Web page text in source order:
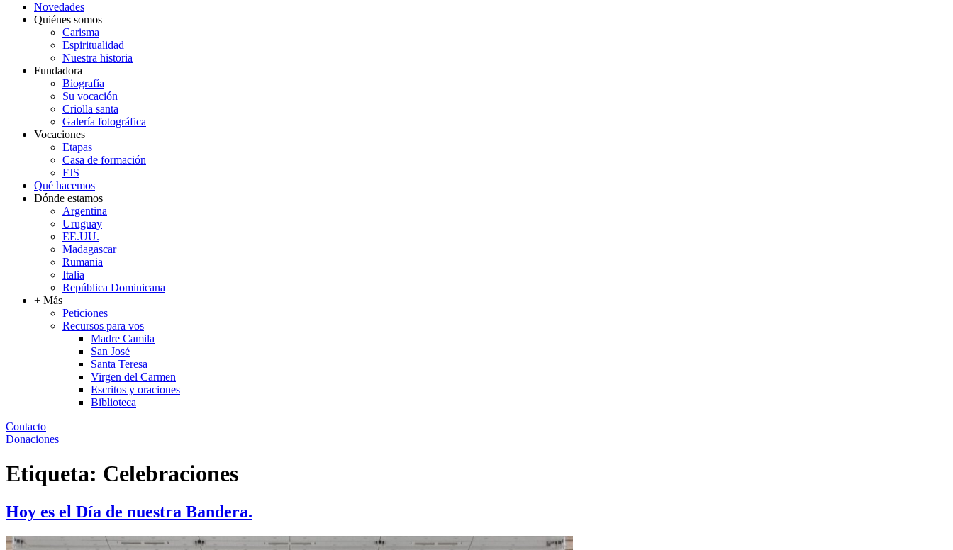
Novedades
Quiénes somos
Carisma
Espiritualidad
Nuestra historia
Fundadora
Biografía
Su vocación
Criolla santa
Galería fotográfica
Vocaciones
Etapas
Casa de formación
FJS
Qué hacemos
Dónde estamos
Argentina
Uruguay
EE.UU.
Madagascar
Rumania
Italia
República Dominicana
+ Más
Peticiones
Recursos para vos
Madre Camila
San José
Santa Teresa
Virgen del Carmen
Escritos y oraciones
Biblioteca
Contacto
Donaciones
Etiqueta: Celebraciones
Hoy es el Día de nuestra Bandera.